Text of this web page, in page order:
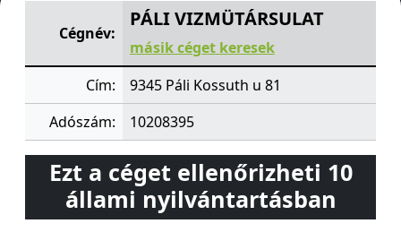
PÁLI VIZMÜTÁRSULAT Kossuth u 81Páli 9345
Cégnév:
PÁLI VIZMÜTÁRSULAT
másik céget keresek
Cím:
9345 Páli Kossuth u 81
Adószám:
10208395
Ezt a céget ellenőrizheti 10
állami nyilvántartásban